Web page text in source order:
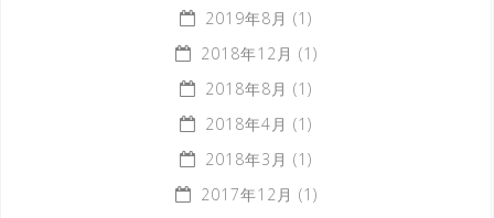
2019年8月 (1)
2018年12月 (1)
2018年8月 (1)
2018年4月 (1)
2018年3月 (1)
2017年12月 (1)